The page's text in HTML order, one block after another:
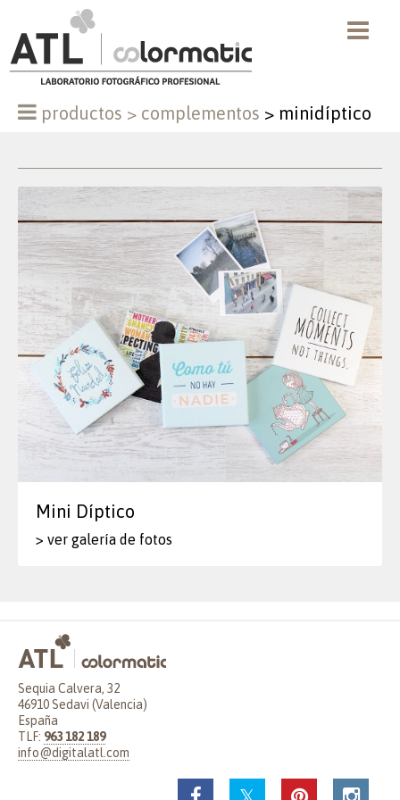
productos > complementos > minidíptico
Mini Díptico
> ver galería de fotos
Sequia Calvera, 32
46910 Sedavi (Valencia)
España
TLF: 963 182 189
info@digitalatl.com